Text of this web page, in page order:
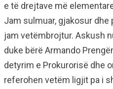
e të drejtave më
Jam sulmuar, gjakosur dhe
jam vetëmbrojtur. Askush
duke bërë Armando
detyrim e Prokurorisë dhe
referohen vetëm ligjit pa i